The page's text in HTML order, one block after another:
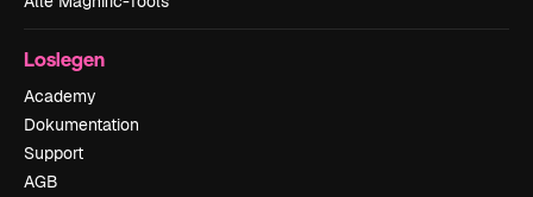
Loslegen
Academy
Dokumentation
Support
AGB